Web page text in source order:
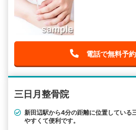
電話で無料予
三日月整骨院
新田辺駅から4分の距離に位置している
やすくて便利です。